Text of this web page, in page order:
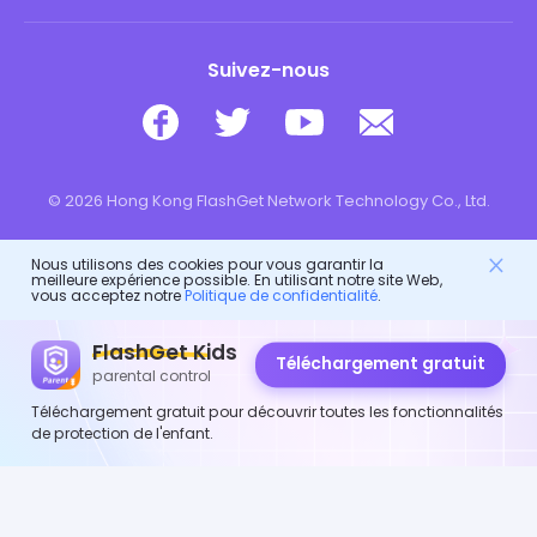
FlashGet Kids
parental control
Téléchargement gratuit
Téléchargement gratuit pour découvrir toutes les fonctionnalités
de protection de l'enfant.
Suivez-nous
© 2026 Hong Kong FlashGet Network Technology Co., Ltd.
Nous utilisons des cookies pour vous garantir la
meilleure expérience possible. En utilisant notre site Web,
vous acceptez notrePolitique de confidentialité.